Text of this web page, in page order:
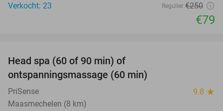
Verkocht: 23
Regulier €250
€79
Head spa (60 of 90 min) of
ontspanningsmassage (60 min)
PriSense 9.8 star
Maasmechelen (8 km)